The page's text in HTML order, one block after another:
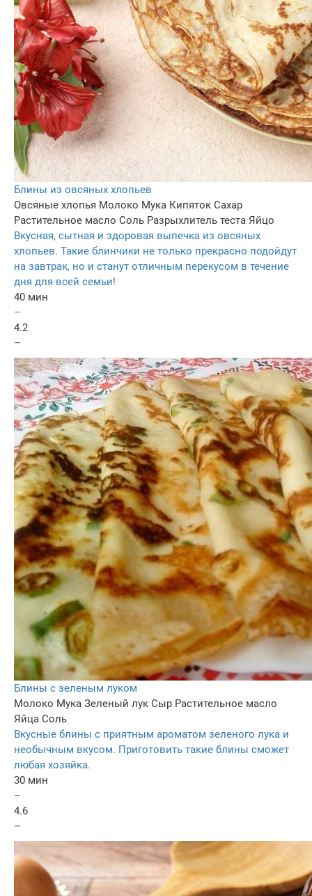
Блины из овсяных хлопьев
Овсяные хлопья Молоко Мука Кипяток Сахар
Растительное масло Соль Разрыхлитель теста Яйцо
Вкусная, сытная и здоровая выпечка из овсяных
хлопьев. Такие блинчики не только прекрасно подойдут
на завтрак, но и станут отличным перекусом в течение
дня для всей семьи!
40 мин
–
4.2
–
Блины с зеленым луком
Молоко Мука Зеленый лук Сыр Растительное масло
Яйца Соль
Вкусные блины с приятным ароматом зеленого лука и
необычным вкусом. Приготовить такие блины сможет
любая хозяйка.
30 мин
–
4.6
–